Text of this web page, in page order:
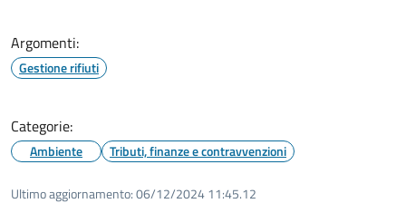
Argomenti:
Gestione rifiuti
Categorie:
Ambiente Tributi, finanze e contravvenzioni
Ultimo aggiornamento:06/12/2024 11:45.12